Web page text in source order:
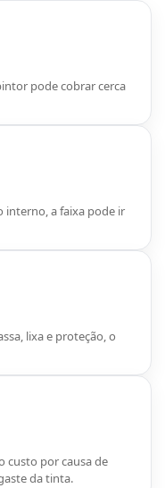
pode cobrar cerca
interno, a faixa pode ir
lixa e proteção, o
custo por causa de
da tinta.